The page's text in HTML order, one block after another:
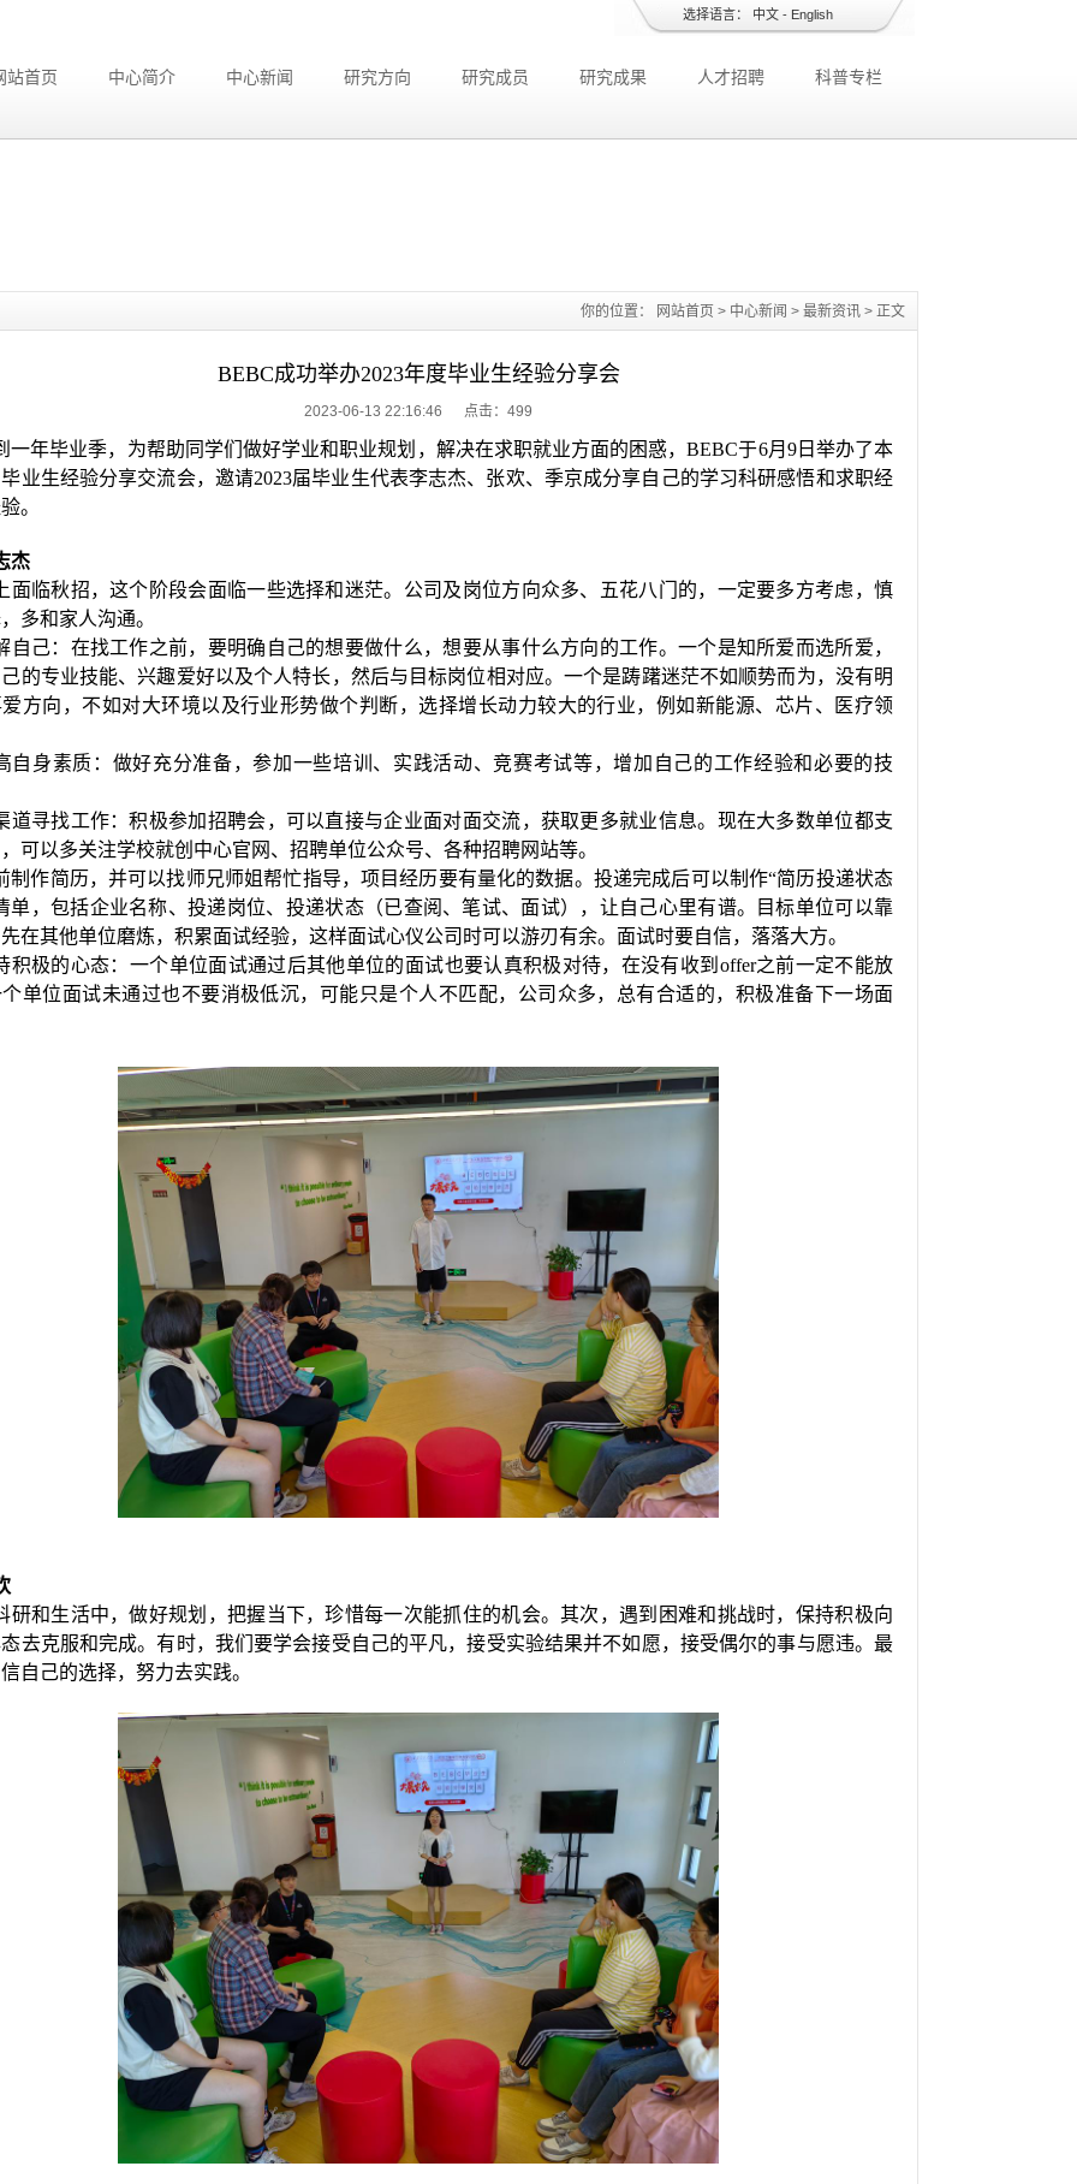
选择语言： 中文 - English
站首页 中心简介 中心新闻 研究方向 研究成员 研究成果 人才招聘 科普专栏
你的位置： 网站首页 > 中心新闻 > 最新资讯 > 正文
BEBC成功举办2023年度毕业生经验分享会
2023-06-13 22:16:46 点击： 499
一年毕业季，为帮助同学们做好学业和职业规划，解决在求职就业方面的困惑，BEBC于6月9日举办了本
业生经验分享交流会，邀请2023届毕业生代表李志杰、张欢、季京成分享自己的学习科研感悟和求职经
。
杰
面临秋招，这个阶段会面临一些选择和迷茫。公司及岗位方向众多、五花八门的，一定要多方考虑，慎
多和家人沟通。
自己：在找工作之前，要明确自己的想要做什么，想要从事什么方向的工作。一个是知所爱而选所爱，
的专业技能、兴趣爱好以及个人特长，然后与目标岗位相对应。一个是踌躇迷茫不如顺势而为，没有明
方向，不如对大环境以及行业形势做个判断，选择增长动力较大的行业，例如新能源、芯片、医疗领
自身素质：做好充分准备，参加一些培训、实践活动、竞赛考试等，增加自己的工作经验和必要的技
道寻找工作：积极参加招聘会，可以直接与企业面对面交流，获取更多就业信息。现在大多数单位都支
可以多关注学校就创中心官网、招聘单位公众号、各种招聘网站等。
制作简历，并可以找师兄师姐帮忙指导，项目经历要有量化的数据。投递完成后可以制作“简历投递状态
单，包括企业名称、投递岗位、投递状态（已查阅、笔试、面试），让自己心里有谱。目标单位可以靠
在其他单位磨炼，积累面试经验，这样面试心仪公司时可以游刃有余。面试时要自信，落落大方。
积极的心态：一个单位面试通过后其他单位的面试也要认真积极对待，在没有收到offer之前一定不能放
单位面试未通过也不要消极低沉，可能只是个人不匹配，公司众多，总有合适的，积极准备下一场面
研和生活中，做好规划，把握当下，珍惜每一次能抓住的机会。其次，遇到困难和挑战时，保持积极向
去克服和完成。有时，我们要学会接受自己的平凡，接受实验结果并不如愿，接受偶尔的事与愿违。最
自己的选择，努力去实践。